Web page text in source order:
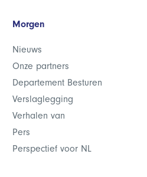
Morgen
Nieuws
Onze partners
Departement Besturen
Verslaglegging
Verhalen van
Pers
Perspectief voor NL